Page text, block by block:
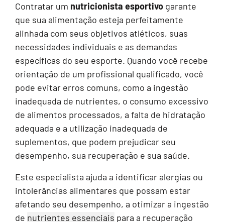
Contratar um nutricionista esportivo garante
que sua alimentação esteja perfeitamente
alinhada com seus objetivos atléticos, suas
necessidades individuais e as demandas
específicas do seu esporte. Quando você recebe
orientação de um profissional qualificado, você
pode evitar erros comuns, como a ingestão
inadequada de nutrientes, o consumo excessivo
de alimentos processados, a falta de hidratação
adequada e a utilização inadequada de
suplementos, que podem prejudicar seu
desempenho, sua recuperação e sua saúde.
Este especialista ajuda a identificar alergias ou
intolerâncias alimentares que possam estar
afetando seu desempenho, a otimizar a ingestão
de nutrientes essenciais para a recuperação